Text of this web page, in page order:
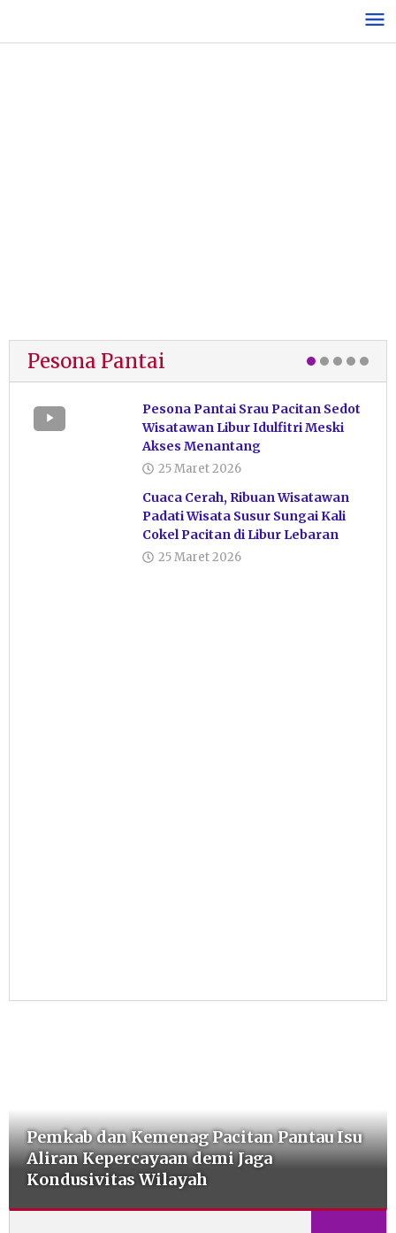
konten
Pesona Pantai
Pesona Pantai Srau Pacitan Sedot
Wisatawan Libur Idulfitri Meski
Akses Menantang
25 Maret 2026
Cuaca Cerah, Ribuan Wisatawan
Padati Wisata Susur Sungai Kali
Cokel Pacitan di Libur Lebaran
25 Maret 2026
Pemkab dan Kemenag Pacitan Pantau Isu
Aliran Kepercayaan demi Jaga
Kondusivitas Wilayah